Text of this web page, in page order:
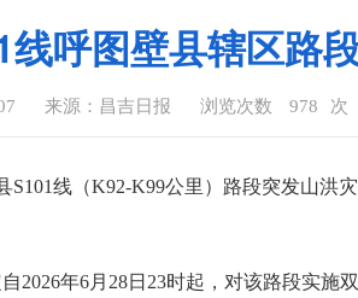
线呼图壁县辖区路
来源：昌吉日报 浏览次数 978 次
S101线（K92-K99公里）路段突发山
2026年6月28日23时起，对该路段实